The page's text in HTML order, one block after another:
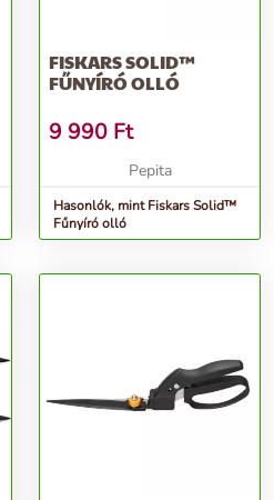
FISKARS SOLID™
FŰNYÍRÓ OLLÓ
9 990 Ft
Pepita
Hasonlók, mint Fiskars Solid™
Fűnyíró olló